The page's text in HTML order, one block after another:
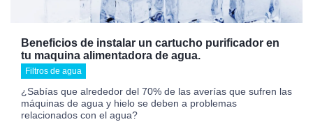
Beneficios de instalar un cartucho purificador en
tu maquina alimentadora de agua.
Filtros de agua
¿Sabías que alrededor del 70% de las averías que sufren las
máquinas de agua y hielo se deben a problemas
relacionados con el agua?